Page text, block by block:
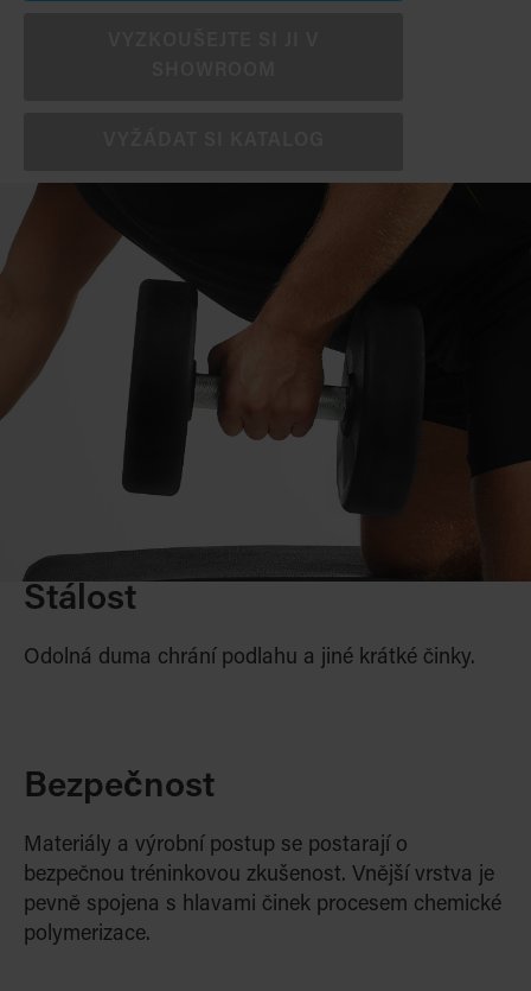
Stálost
Odolná duma chrání podlahu a jiné krátké činky.
Bezpečnost
Materiály a výrobní postup se postarají o
bezpečnou tréninkovou zkušenost. Vnější vrstva je
pevně spojena s hlavami činek procesem chemické
polymerizace.